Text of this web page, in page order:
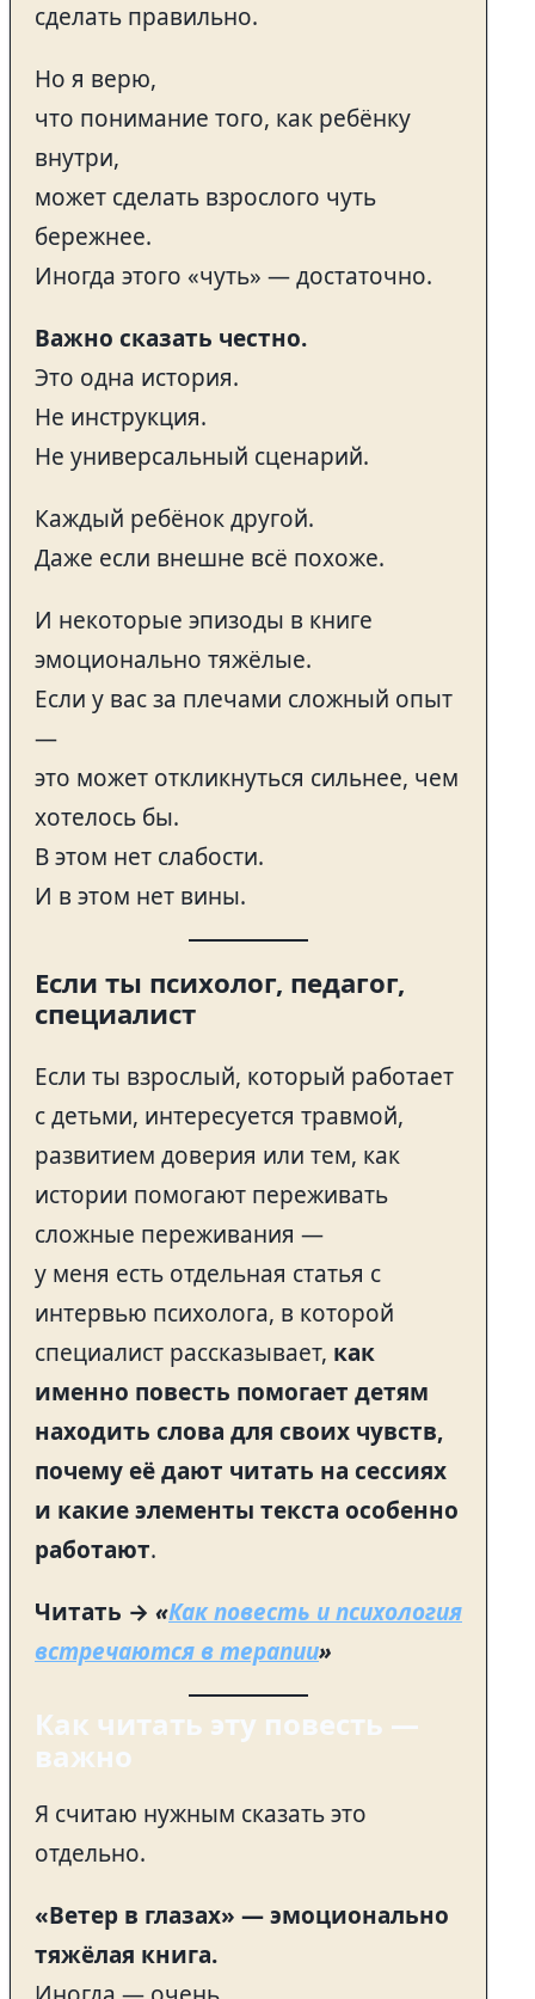
сделать правильно.
Но я верю,
что понимание того, как ребёнку
внутри,
может сделать взрослого чуть
бережнее.
Иногда этого «чуть» — достаточно.
Важно сказать честно.
Это одна история.
Не инструкция.
Не универсальный сценарий.
Каждый ребёнок другой.
Даже если внешне всё похоже.
И некоторые эпизоды в книге
эмоционально тяжёлые.
Если у вас за плечами сложный опыт
—
это может откликнуться сильнее, чем
хотелось бы.
В этом нет слабости.
И в этом нет вины.
Если ты психолог, педагог,
специалист
Если ты взрослый, который работает
с детьми, интересуется травмой,
развитием доверия или тем, как
истории помогают переживать
сложные переживания —
у меня есть отдельная статья с
интервью психолога, в которой
специалист рассказывает, как
именно повесть помогает детям
находить слова для своих чувств,
почему её дают читать на сессиях
и какие элементы текста особенно
работают.
Читать → «Как повесть и психология
встречаются в терапии»
Как читать эту повесть —
важно
Я считаю нужным сказать это
отдельно.
«Ветер в глазах» — эмоционально
тяжёлая книга.